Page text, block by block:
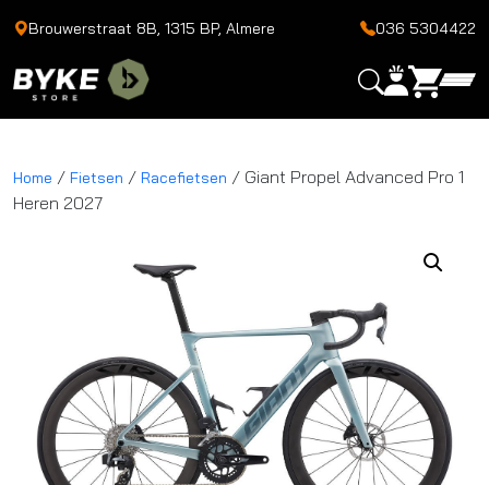
Brouwerstraat 8B, 1315 BP, Almere 036 5304422
Home / Fietsen / Racefietsen / Giant Propel Advanced Pro 1
Heren 2027